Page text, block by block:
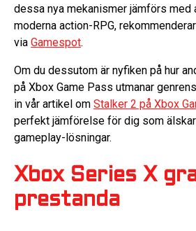
dessa nya mekanismer jämförs med
moderna action-RPG,
via Gamespot.
Om du dessutom är nyfiken på hur
på Xbox Game Pass utmanar
in vår artikel om Stalker 2 på Xbox
perfekt jämförelse för dig som
gameplay-lösningar.
Xbox Series X
prestanda